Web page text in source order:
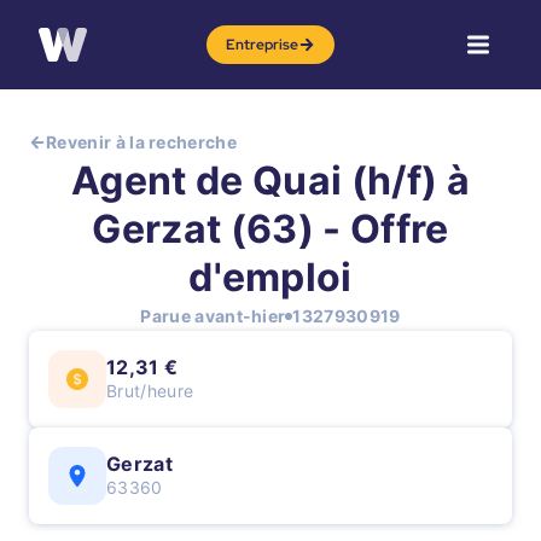
Entreprise
Revenir à la recherche
Agent de Quai (h/f) à
Gerzat (63) - Offre
d'emploi
Parue avant-hier 1327930919
12,31 €
Brut/heure
Gerzat
63360